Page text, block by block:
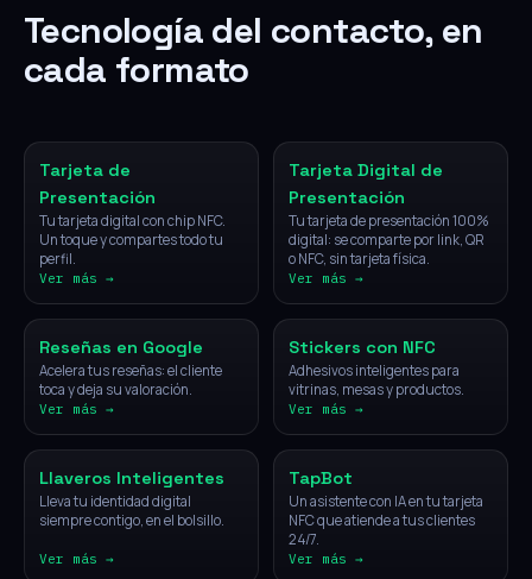
Tecnología del contacto, en
cada formato
Tarjeta de
Presentación
Tu tarjeta digital con chip NFC.
Un toque y compartes todo tu
perfil.
Ver más →
Tarjeta Digital de
Presentación
Tu tarjeta de presentación 100%
digital: se comparte por link, QR
o NFC, sin tarjeta física.
Ver más →
NFC
Reseñas en Google
Acelera tus reseñas: el cliente
toca y deja su valoración.
Ver más →
NFC
Stickers con NFC
Adhesivos inteligentes para
vitrinas, mesas y productos.
Ver más →
NFC
Llaveros Inteligentes
Lleva tu identidad digital
siempre contigo, en el bolsillo.
Ver más →
IA
TapBot
Un asistente con IA en tu tarjeta
NFC que atiende a tus clientes
24/7.
Ver más →